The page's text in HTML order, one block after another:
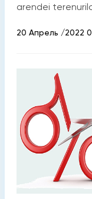
arendei
20 Апрель /2022